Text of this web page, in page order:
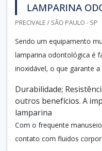
LAMPARINA
PRECIVALE / SÃO PAULO - SP
Sendo um equipamento
lamparina odontológica é
inoxidável, o que garante a
Durabilidade;
outros benefícios. A
lamparina
Com o frequente
contato com fluidos